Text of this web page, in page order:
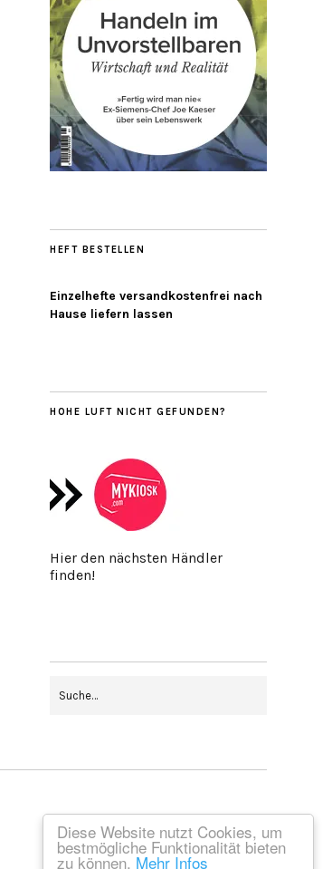
Diese Website nutzt Cookies, um
bestmögliche Funktionalität bieten
zu können. Mehr Infos
HEFT BESTELLEN
Einzelhefte versandkostenfrei nach
Hause liefern lassen
HOHE LUFT NICHT GEFUNDEN?
Hier den nächsten Händler
finden!